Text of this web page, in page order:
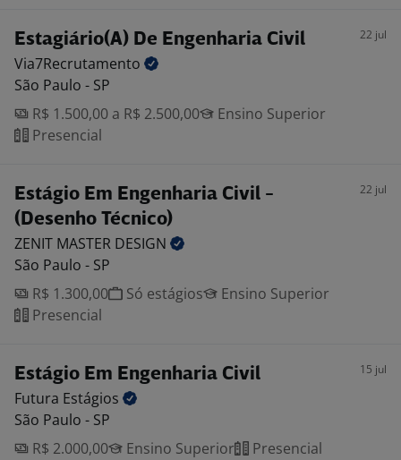
Estagiário(A) De Engenharia Civil 22 jul
Via7Recrutamento
São Paulo - SP
R$ 1.500,00 a R$ 2.500,00
Ensino Superior
Presencial
Estágio Em Engenharia Civil -
(Desenho Técnico)
22 jul
ZENIT MASTER DESIGN
São Paulo - SP
R$ 1.300,00
Só estágios
Ensino Superior
Presencial
Estágio Em Engenharia Civil 15 jul
Futura Estágios
São Paulo - SP
R$ 2.000,00
Ensino Superior Presencial